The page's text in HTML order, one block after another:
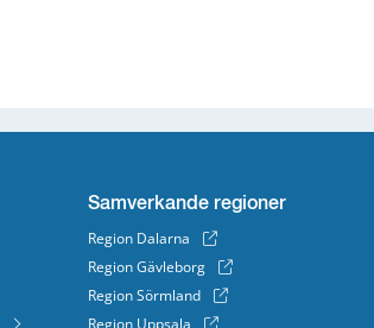
Samverkande regioner
Region Dalarna
Region Gävleborg
Region Sörmland